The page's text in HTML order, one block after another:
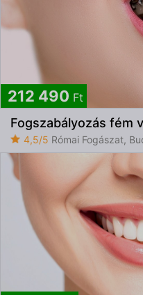
212 490 Ft
Fogszabályozás fém
4,5/5 Római Fogászat,